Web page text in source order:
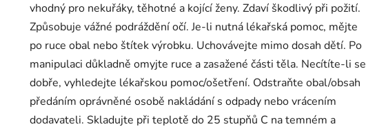
vhodný pro nekuřáky, těhotné a kojící ženy. Zdaví škodlivý při požití.
Způsobuje vážné podráždění očí. Je-li nutná lékařská pomoc, mějte
po ruce obal nebo štítek výrobku. Uchovávejte mimo dosah dětí. Po
manipulaci důkladně omyjte ruce a zasažené části těla. Necítíte-li se
dobře, vyhledejte lékařskou pomoc/ošetření. Odstraňte obal/obsah
předáním oprávněné osobě nakládání s odpady nebo vrácením
dodavateli. Skladujte při teplotě do 25 stupňů C na temném a